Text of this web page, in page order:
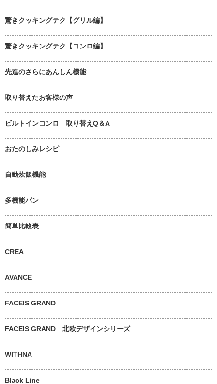
驚きクッキングテク【グリル編】
驚きクッキングテク【コンロ編】
先進のさらにあんしん機能
取り替えたお客様の声
ビルトインコンロ 取り替えQ＆A
おたのしみレシピ
自動炊飯機能
多機能パン
簡単比較表
CREA
AVANCE
FACEIS GRAND
FACEIS GRAND 北欧デザインシリーズ
WITHNA
Black Line